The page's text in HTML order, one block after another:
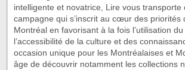
intelligente et novatrice, Lire vous transporte
campagne qui s’inscrit au cœur des priorités
Montréal en favorisant à la fois l’utilisation
l’accessibilité de la culture et des
occasion unique pour les Montréalaises et
âge de découvrir notamment les collections